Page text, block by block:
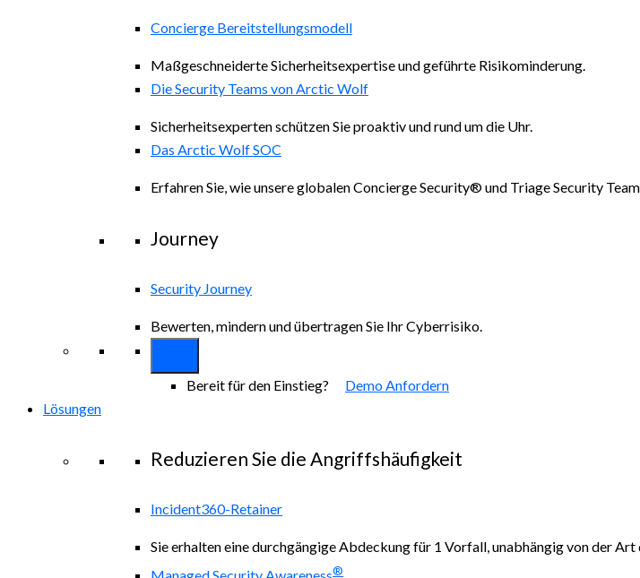
Concierge Bereitstellungsmodell
Maßgeschneiderte Sicherheitsexpertise und geführte Risikominderung.
Die Security Teams von Arctic Wolf
Sicherheitsexperten schützen Sie proaktiv und rund um die Uhr.
Das Arctic Wolf SOC
Erfahren Sie, wie unsere globalen Concierge Security® und Triage Security
Journey
Security Journey
Bewerten, mindern und übertragen Sie Ihr Cyberrisiko.
Bereit für den Einstieg? Demo Anfordern
Lösungen
Reduzieren Sie die Angriffshäufigkeit
Incident360-Retainer
Sie erhalten eine durchgängige Abdeckung für 1 Vorfall, unabhängig von der Art
®